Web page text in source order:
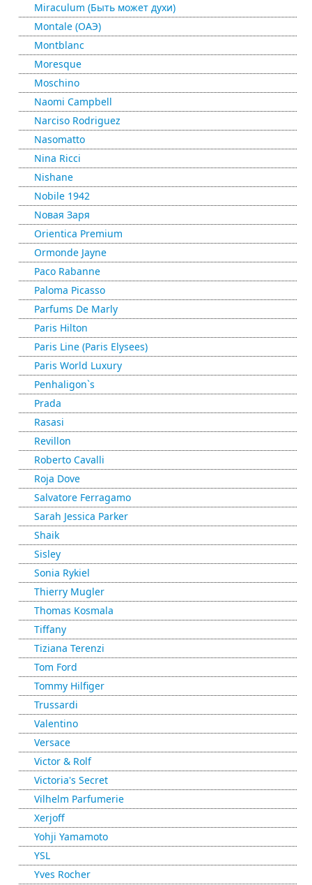
Miraculum (Быть может духи)
Montale (ОАЭ)
Montblanc
Moresque
Moschino
Naomi Campbell
Narciso Rodriguez
Nasomatto
Nina Ricci
Nishane
Nobile 1942
Nовая Заря
Orientica Premium
Ormonde Jayne
Paco Rabanne
Paloma Picasso
Parfums De Marly
Paris Hilton
Paris Line (Paris Elysees)
Paris World Luxury
Penhaligon`s
Prada
Rasasi
Revillon
Roberto Cavalli
Roja Dove
Salvatore Ferragamo
Sarah Jessica Parker
Shaik
Sisley
Sonia Rykiel
Thierry Mugler
Thomas Kosmala
Tiffany
Tiziana Terenzi
Tom Ford
Tommy Hilfiger
Trussardi
Valentino
Versace
Victor & Rolf
Victoria's Secret
Vilhelm Parfumerie
Xerjoff
Yohji Yamamoto
YSL
Yves Rocher